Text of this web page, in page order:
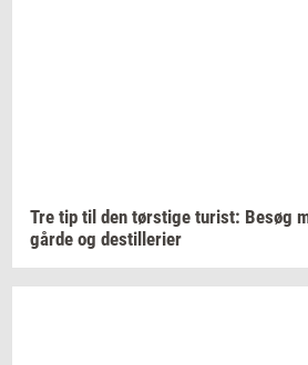
Tre tip til den tørsti­ge turist: Besøg
går­de og destil­le­ri­er